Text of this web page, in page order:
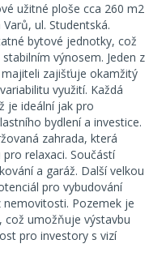
užitné ploše cca 260 m2
ul. Studentská.
bytové jednotky, což
výnosem. Jeden z
zajišťuje okamžitý
využití. Každá
je ideální jak pro
bydlení a investice.
zahrada, která
relaxaci. Součástí
a garáž. Další velkou
pro vybudování
nemovitosti. Pozemek je
což umožňuje výstavbu
pro investory s vizí